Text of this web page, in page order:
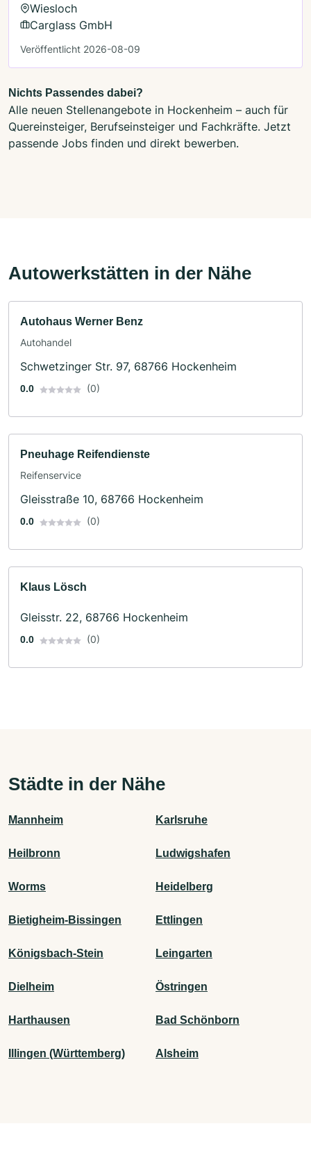
Wiesloch
Carglass GmbH
Veröffentlicht 2026-08-09
Nichts Passendes dabei?
Alle neuen Stellenangebote in Hockenheim – auch für
Quereinsteiger, Berufseinsteiger und Fachkräfte. Jetzt
passende Jobs finden und direkt bewerben.
Autowerkstätten in der Nähe
Autohaus Werner Benz
Autohandel
Schwetzinger Str. 97, 68766 Hockenheim
0.0 (0)
Pneuhage Reifendienste
Reifenservice
Gleisstraße 10, 68766 Hockenheim
0.0 (0)
Klaus Lösch
Gleisstr. 22, 68766 Hockenheim
0.0 (0)
Städte in der Nähe
Mannheim Karlsruhe
Heilbronn Ludwigshafen
Worms Heidelberg
Bietigheim-Bissingen Ettlingen
Königsbach-Stein Leingarten
Dielheim Östringen
Harthausen Bad Schönborn
Illingen (Württemberg) Alsheim